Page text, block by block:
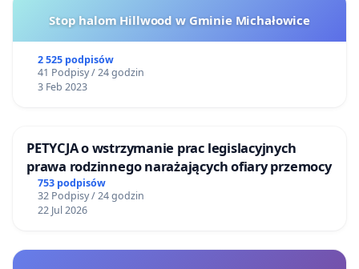
Stop halom Hillwood w Gminie Michałowice
2 525 podpisów
41 Podpisy / 24 godzin
3 Feb 2023
PETYCJA o wstrzymanie prac legislacyjnych
prawa rodzinnego narażających ofiary przemocy
753 podpisów
32 Podpisy / 24 godzin
22 Jul 2026